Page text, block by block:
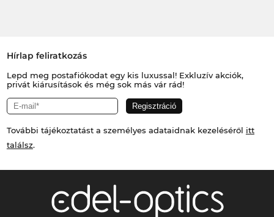
Hírlap feliratkozás
Lepd meg postafiókodat egy kis luxussal! Exkluzív akciók,
privát kiárusítások és még sok más vár rád!
További tájékoztatást a személyes adataidnak kezeléséről itt
találsz.